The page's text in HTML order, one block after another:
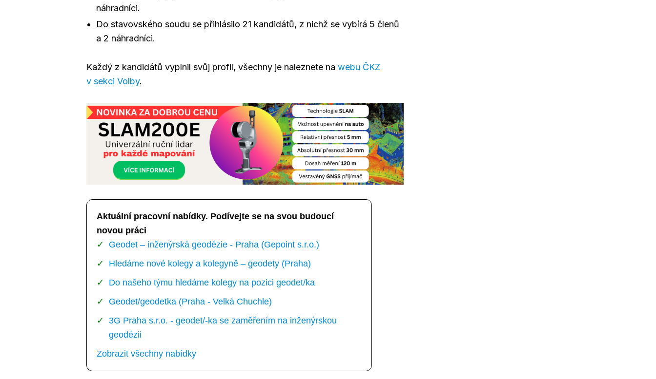
náhradníci.
Do stavovského soudu se přihlásilo 21 kandidátů, z nichž se vybírá 5 členů
a 2 náhradníci.
Každý z kandidátů vyplnil svůj profil, všechny je naleznete na webu ČKZ
v sekci Volby.
Aktuální pracovní nabídky. Podívejte se na svou budoucí
novou práci
Geodet – inženýrská geodézie - Praha (Gepoint s.r.o.)
Hledáme nové kolegy a kolegyně – geodety (Praha)
Do našeho týmu hledáme kolegy na pozici geodet/ka
Geodet/geodetka (Praha - Velká Chuchle)
3G Praha s.r.o. - geodet/-ka se zaměřením na inženýrskou
geodézii
Zobrazit všechny nabídky